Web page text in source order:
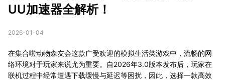
UU加速器全解析！
2026-01-04
在集合啦动物森友会这款广受欢迎的模拟生活类游戏中，流畅的网
络环境对于玩家来说尤为重要。自2026年3.0版本发布后，玩家在
联机过程中经常遭遇下载缓慢与延迟等困扰，因此，选择一款高效